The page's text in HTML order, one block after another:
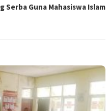
Serba Guna Mahasiswa Islam